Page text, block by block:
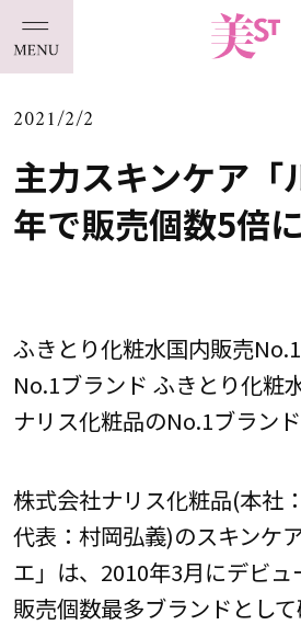
2021/2/2
主力スキンケア「
年で販売個数5倍
ふきとり化粧水国内販売
No.1ブランド ふきとり化粧
ナリス化粧品のNo.1ブランド
株式会社ナリス化粧品(本社
代表：村岡弘義)のスキンケ
エ」は、2010年3月にデビ
販売個数最多ブランドとし